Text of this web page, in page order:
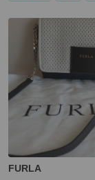
FURLA